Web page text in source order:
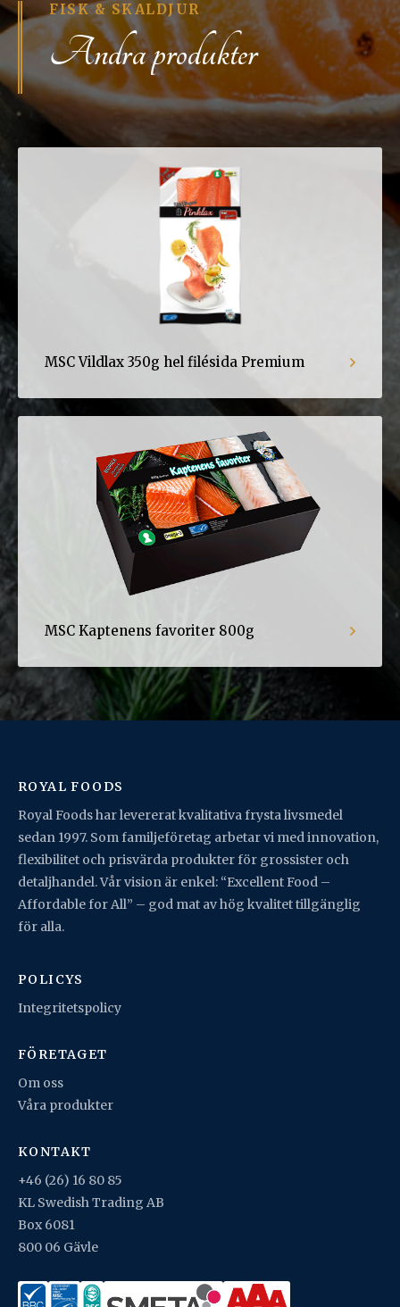
FISK & SKALDJUR
Andra produkter
MSC Vildlax 350g hel filésida Premium
MSC Kaptenens favoriter 800g
ROYAL FOODS
Royal Foods har levererat kvalitativa frysta livsmedel
sedan 1997. Som familjeföretag arbetar vi med innovation,
flexibilitet och prisvärda produkter för grossister och
detaljhandel. Vår vision är enkel: “Excellent Food –
Affordable for All” – god mat av hög kvalitet tillgänglig
för alla.
POLICYS
Integritetspolicy
FÖRETAGET
Om oss
Våra produkter
KONTAKT
+46 (26) 16 80 85
KL Swedish Trading AB
Box 6081
800 06 Gävle